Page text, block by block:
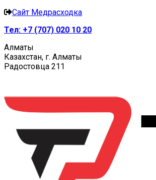
Сайт Медрасходка
Тел: +7 (707) 020 10 20
Алматы
Казахстан, г. Алматы
Радостовца 211